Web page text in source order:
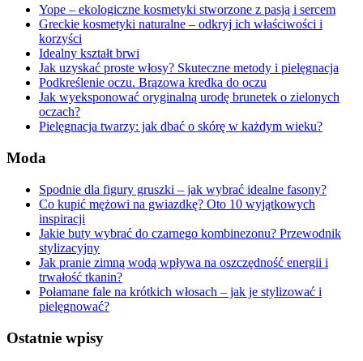
Yope – ekologiczne kosmetyki stworzone z pasją i sercem
Greckie kosmetyki naturalne – odkryj ich właściwości i
korzyści
Idealny kształt brwi
Jak uzyskać proste włosy? Skuteczne metody i pielęgnacja
Podkreślenie oczu. Brązowa kredka do oczu
Jak wyeksponować oryginalną urodę brunetek o zielonych
oczach?
Pielęgnacja twarzy: jak dbać o skórę w każdym wieku?
Moda
Spodnie dla figury gruszki – jak wybrać idealne fasony?
Co kupić mężowi na gwiazdkę? Oto 10 wyjątkowych
inspiracji
Jakie buty wybrać do czarnego kombinezonu? Przewodnik
stylizacyjny
Jak pranie zimną wodą wpływa na oszczędność energii i
trwałość tkanin?
Połamane fale na krótkich włosach – jak je stylizować i
pielęgnować?
Ostatnie wpisy